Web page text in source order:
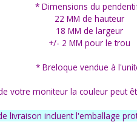
* Dimensions du
22 MM de hauteur
18 MM de largeur
+/- 2 MM pour le trou
* Breloque vendue à
votre moniteur la couleur peut
livraison incluent l'emballage